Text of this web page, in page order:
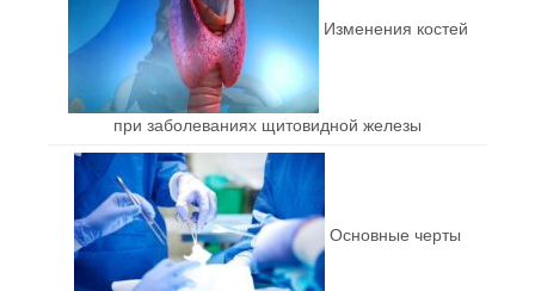
Изменения костей
при заболеваниях щитовидной железы
Основные черты